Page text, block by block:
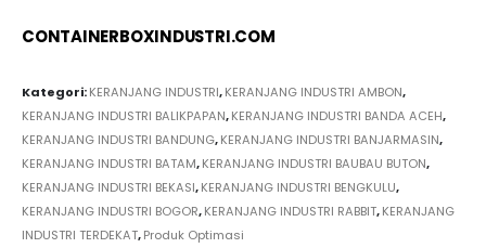
CONTAINERBOXINDUSTRI.COM
Kategori:KERANJANG INDUSTRI,KERANJANG INDUSTRI AMBON,
KERANJANG INDUSTRI BALIKPAPAN,KERANJANG INDUSTRI BANDA ACEH,
KERANJANG INDUSTRI BANDUNG,KERANJANG INDUSTRI BANJARMASIN,
KERANJANG INDUSTRI BATAM,KERANJANG INDUSTRI BAUBAU BUTON,
KERANJANG INDUSTRI BEKASI,KERANJANG INDUSTRI BENGKULU,
KERANJANG INDUSTRI BOGOR,KERANJANG INDUSTRI RABBIT,KERANJANG
INDUSTRI TERDEKAT,Produk Optimasi